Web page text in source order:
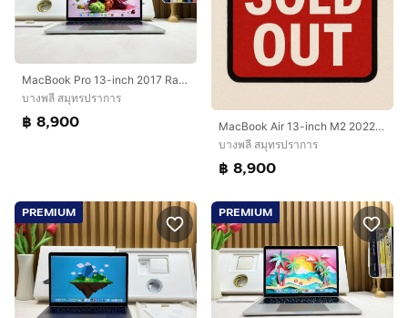
MacBook Pro 13-inch 2017 Ram8GB SSD256GB Silver
บางพลี สมุทรปราการ
฿ 8,900
MacBook Air 13-inch M2 2022 Ram16GB SSD256GB Midnight Apple Care 1 September 2026
บางพลี สมุทรปราการ
฿ 8,900
PREMIUM PREMIUM